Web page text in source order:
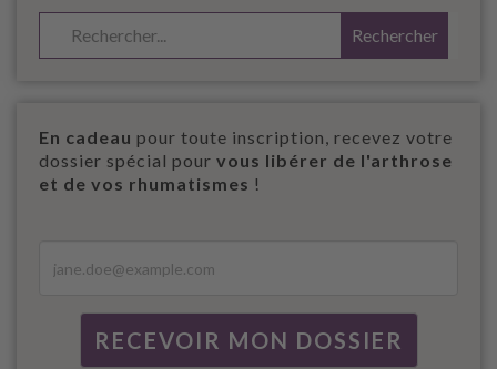
En cadeau pour toute inscription, recevez votre
dossier spécial pour vous libérer de l'arthrose
et de vos rhumatismes !